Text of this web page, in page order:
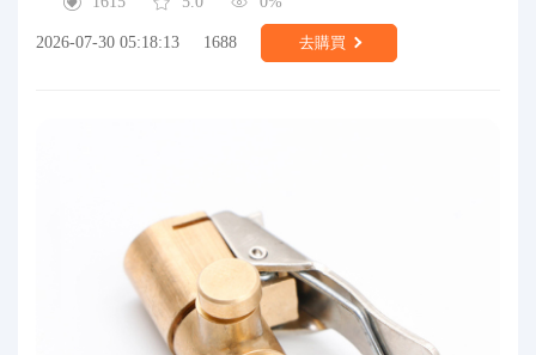
2026-07-30 05:18:13 1688 去購買